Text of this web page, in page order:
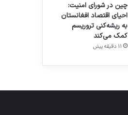
چین در شورای امنیت:
احیای اقتصاد افغانستان
به ریشه‌کنی تروریسم
کمک می‌کند
11 دقیقه پیش